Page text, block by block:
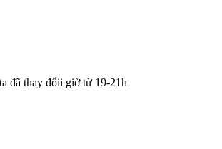
đã thay đổii giờ từ 19-21h